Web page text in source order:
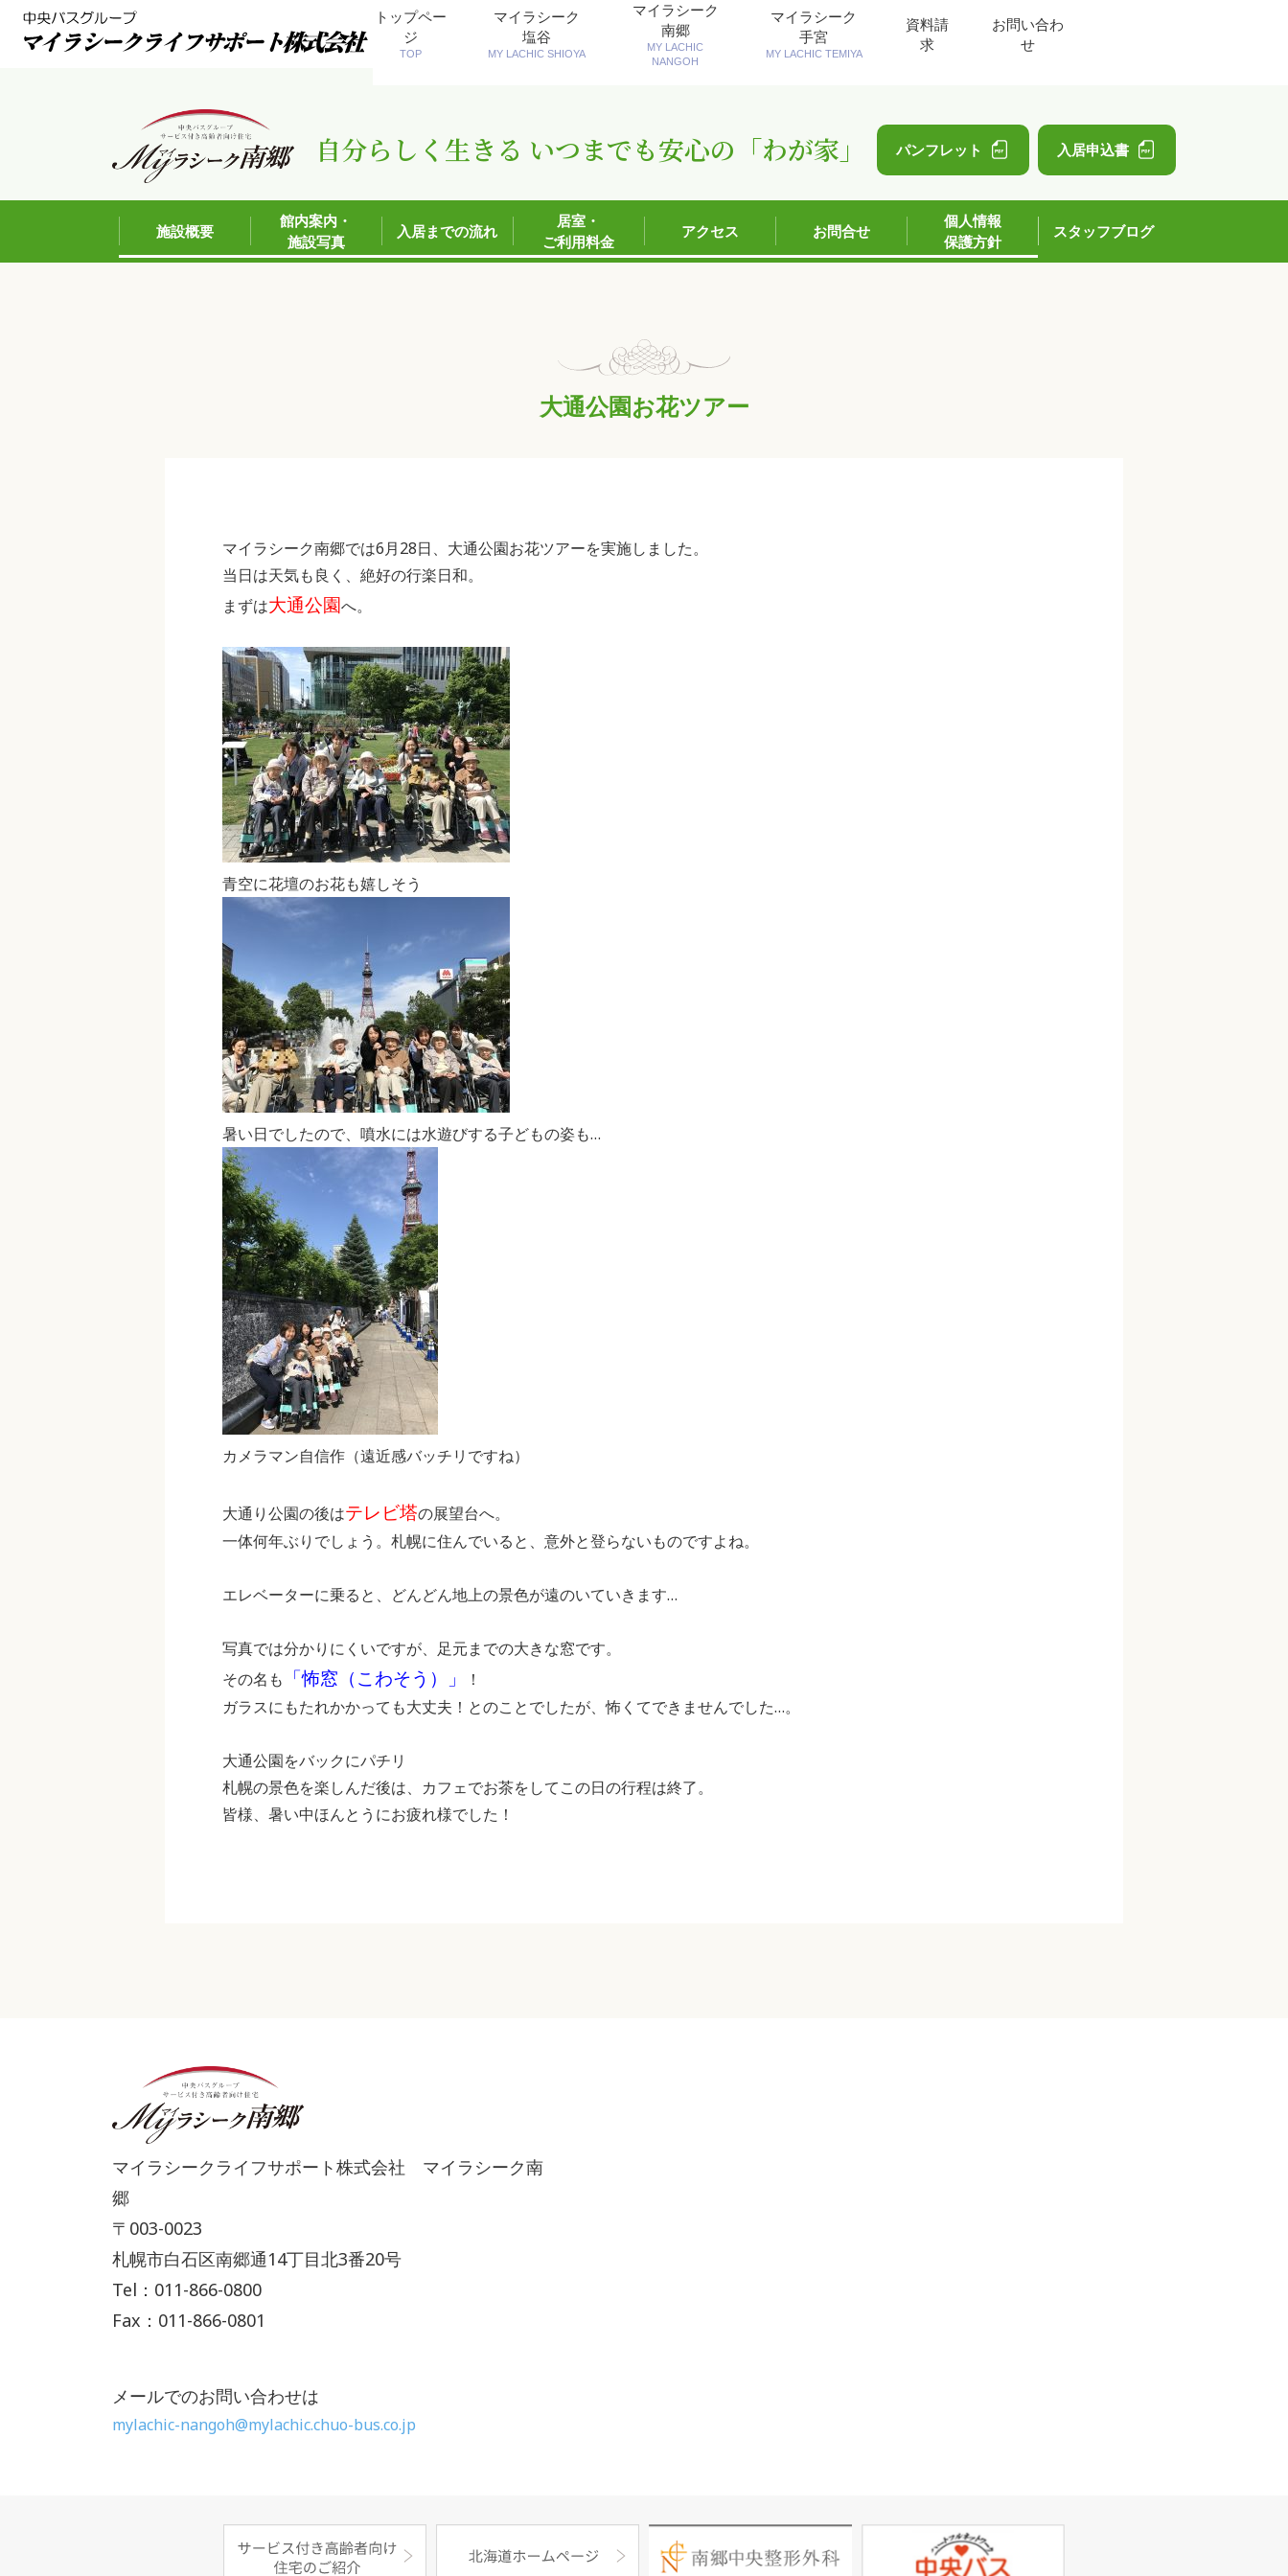
トップペー
ジ
TOP
マイラシーク
塩谷
MY LACHIC SHIOYA
マイラシーク
南郷
MY LACHIC
NANGOH
マイラシーク
手宮
MY LACHIC TEMIYA
資料請
求
お問い合わ
せ
自分らしく生きる いつまでも安心の「わが家」 パンフレット 入居申込書
施設概要
館内案内・
施設写真
入居までの流れ
居室・
ご利用料金
アクセス お問合せ
個人情報
保護方針
スタッフブログ
大通公園お花ツアー
マイラシーク南郷では6月28日、大通公園お花ツアーを実施しました。
当日は天気も良く、絶好の行楽日和。
まずは大通公園へ。
青空に花壇のお花も嬉しそう
暑い日でしたので、噴水には水遊びする子どもの姿も…
カメラマン自信作（遠近感バッチリですね）
大通り公園の後はテレビ塔の展望台へ。
一体何年ぶりでしょう。札幌に住んでいると、意外と登らないものですよね。
エレベーターに乗ると、どんどん地上の景色が遠のいていきます…
写真では分かりにくいですが、足元までの大きな窓です。
その名も 「怖窓（こわそう）」
！
ガラスにもたれかかっても大丈夫！とのことでしたが、怖くてできませんでした…。
大通公園をバックにパチリ
札幌の景色を楽しんだ後は、カフェでお茶をしてこの日の行程は終了。
皆様、暑い中ほんとうにお疲れ様でした！
マイラシークライフサポート株式会社 マイラシーク南
郷
〒003-0023
札幌市白石区南郷通14丁目北3番20号
Tel：011-866-0800
Fax：011-866-0801
メールでのお問い合わせは
mylachic-nangoh@mylachic.chuo-bus.co.jp